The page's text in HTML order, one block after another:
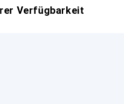
Verfügbarkeit